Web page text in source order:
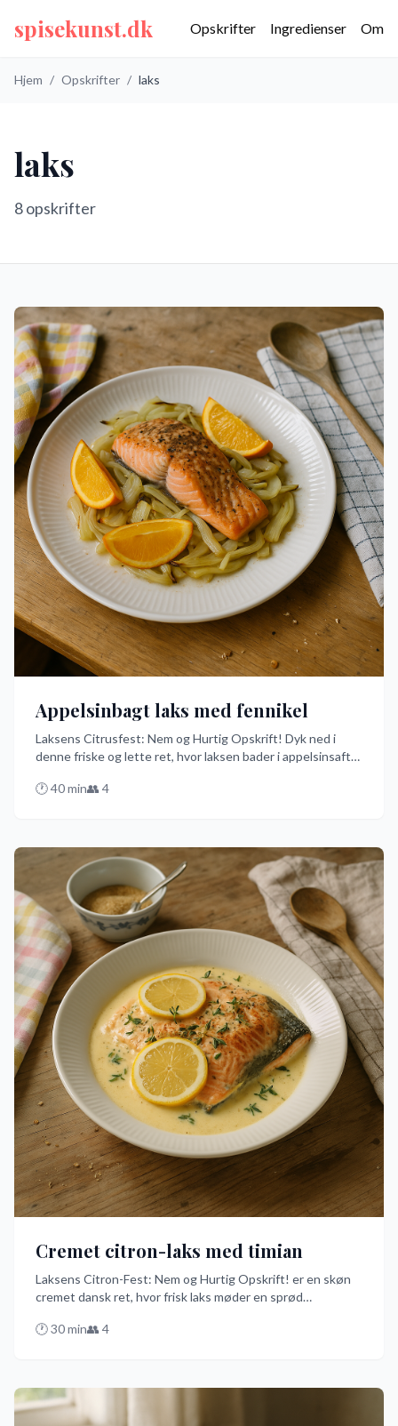
spisekunst.dk Opskrifter Ingredienser Om
Hjem / Opskrifter / laks
laks
8opskrifter
Appelsinbagt laks med fennikel
Laksens Citrusfest: Nem og Hurtig Opskrift! Dyk ned i
denne friske og lette ret, hvor laksen bader i appelsinsaft
hvor smag og enkelhed går hånd i hånd.
🕐40min👥 4
Cremet citron-laks med timian
Laksens Citron-Fest: Nem og Hurtig Opskrift! er en skøn
cremet dansk ret, hvor frisk laks møder en sprød
hvor du alligevel vil have noget lækkert på bordet med
🕐30min👥 4